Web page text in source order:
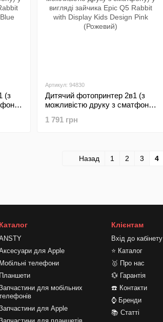
(з
Артикул: 94830
Дитячий фотопринтер 2в1 (з
можливістю друку з сматфону)
Rabbit with Display Kids Design
1 791 грн
Назад 1 2 3 4
Каталог
для Apple
Мобільні телефони
Планшети
для мобільних
для Apple
Клієнтам
Вхід до кабінету
⭐ Каталог
🥇 Про нас
💱 Гарантія
☎️ Контакти
⌚ Бренди
📚 Статті